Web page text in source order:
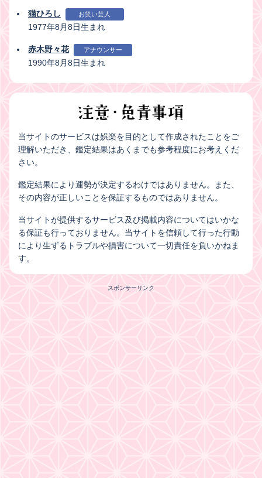
猫ひろし お笑い芸人
1977年8月8日生まれ
赤木野々花 アナウンサー
1990年8月8日生まれ
当サイトのサービスは娯楽を目的として作成されたことをご
理解いただき、鑑定結果はあくまでも参考程度にお考えくだ
さい。
鑑定結果により運勢が決定するわけではありません。また、
その内容が正しいことを保証するものではありません。
当サイトが提供するサービス及び掲載内容についてはいかな
る保証も行っておりません。当サイトを信頼して行った行動
により生ずるトラブルや損害について一切責任を負いかねま
す。
スポンサーリンク